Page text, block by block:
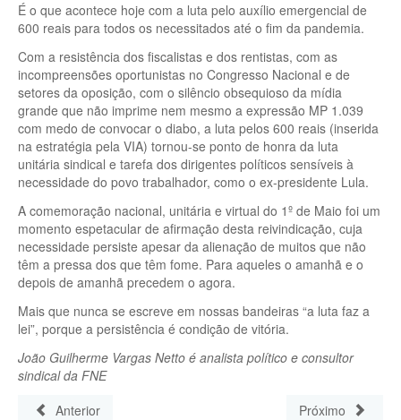
É o que acontece hoje com a luta pelo auxílio emergencial de
600 reais para todos os necessitados até o fim da pandemia.
Com a resistência dos fiscalistas e dos rentistas, com as
incompreensões oportunistas no Congresso Nacional e de
setores da oposição, com o silêncio obsequioso da mídia
grande que não imprime nem mesmo a expressão MP 1.039
com medo de convocar o diabo, a luta pelos 600 reais (inserida
na estratégia pela VIA) tornou-se ponto de honra da luta
unitária sindical e tarefa dos dirigentes políticos sensíveis à
necessidade do povo trabalhador, como o ex-presidente Lula.
A comemoração nacional, unitária e virtual do 1º de Maio foi um
momento espetacular de afirmação desta reivindicação, cuja
necessidade persiste apesar da alienação de muitos que não
têm a pressa dos que têm fome. Para aqueles o amanhã e o
depois de amanhã precedem o agora.
Mais que nunca se escreve em nossas bandeiras “a luta faz a
lei”, porque a persistência é condição de vitória.
João Guilherme Vargas Netto é analista político e consultor
sindical da FNE
Anterior
Próximo